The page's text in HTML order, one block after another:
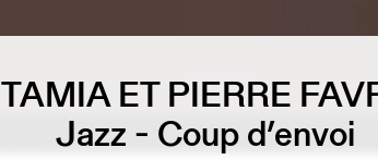
TAMIA ET PIERRE
Jazz - Coup d’envoi